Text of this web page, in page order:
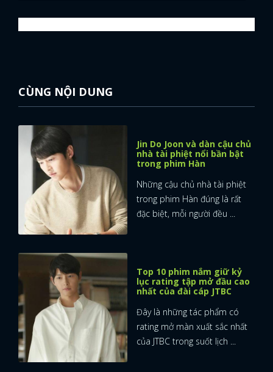
CÙNG NỘI DUNG
Jin Do Joon và dàn cậu chủ
nhà tài phiệt nổi bần bật
trong phim Hàn
Những cậu chủ nhà tài phiệt
trong phim Hàn đúng là rất
đặc biệt, mỗi người đều ...
Top 10 phim nắm giữ kỷ
lục rating tập mở đầu cao
nhất của đài cáp JTBC
Đây là những tác phẩm có
rating mở màn xuất sắc nhất
của JTBC trong suốt lịch ...